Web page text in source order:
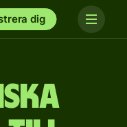
dig